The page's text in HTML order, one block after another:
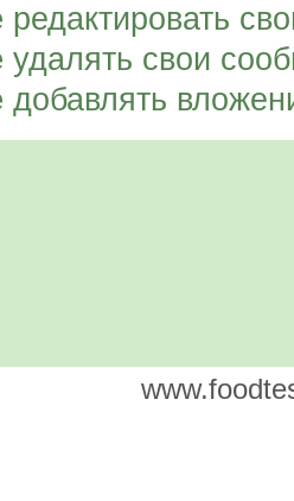
редактировать
удалять свои
добавлять